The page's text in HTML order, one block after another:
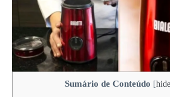
Sumário de Conteúdo [hide